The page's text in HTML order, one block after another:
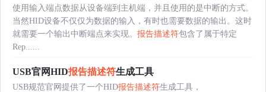
使用输入端点数据从设备端到主机端，并且使用的是中断的方式。
当然HID设备不仅仅为数据的输入，有时也需要数据的输出。这时
就需要一个输出中断端点来实现。 报告描述符包含了属于特定
Rep......
USB官网HID报告描述符生成工具
USB规范官网提供了一个HID报告描述符生成工具，